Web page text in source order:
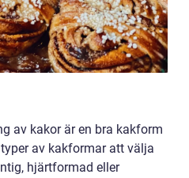
av kakor är en bra kakform
av kakformar att välja
hjärtformad eller